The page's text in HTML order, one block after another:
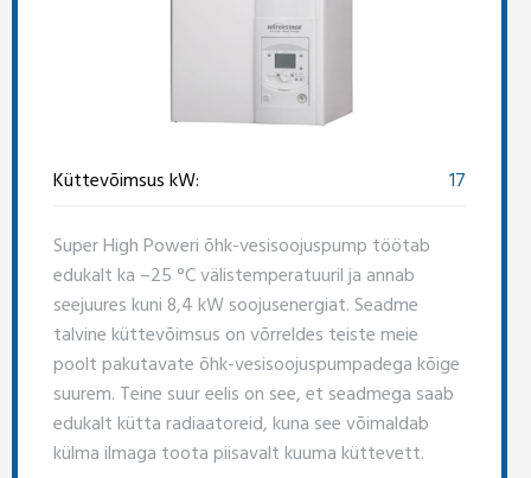
Küttevõimsus kW: 17
Super High Poweri õhk-vesisoojuspump töötab
edukalt ka –25 °C välistemperatuuril ja annab
seejuures kuni 8,4 kW soojusenergiat. Seadme
talvine küttevõimsus on võrreldes teiste meie
poolt pakutavate õhk-vesisoojuspumpadega kõige
suurem. Teine suur eelis on see, et seadmega saab
edukalt kütta radiaatoreid, kuna see võimaldab
külma ilmaga toota piisavalt kuuma küttevett.